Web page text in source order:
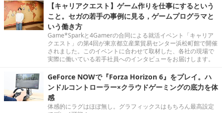
【キャリアクエスト】ゲーム作りを仕事にするという
こと。セガの若手の事例に見る，ゲームプログラマと
いう働き方
Game*Sparkと4Gamerの合同による就活イベント「キャリア
クエスト」の第4回が東京都立産業貿易センター浜松町館で開催
されました。このイベントに合わせて取材した、各社の現場で
実際に働いている若手社員へのインタビューをお届けします。
GeForce NOWで『Forza Horizon 6』をプレイ。ハ
ンドルコントローラー×クラウドゲーミングの底力を体
感
体感的にラグはほぼ無し。グラフィックスはもちろん最高設定